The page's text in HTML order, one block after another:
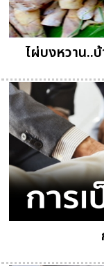
ไผ่บงหวาน..